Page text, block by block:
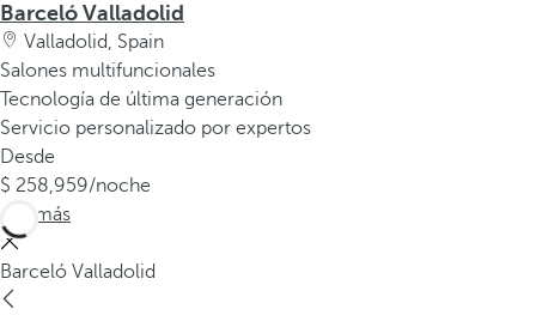
Barceló Valladolid
Valladolid, Spain
Salones multifuncionales
Tecnología de última generación
Servicio personalizado por expertos
Desde
258,959/noche
Ver más
Barceló Valladolid